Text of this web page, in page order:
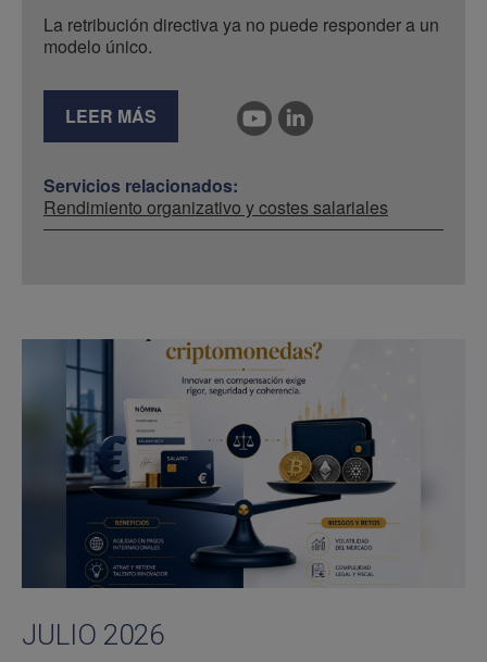
La retribución directiva ya no puede responder a un
modelo único.
LEER MÁS
Servicios relacionados:
Rendimiento organizativo y costes salariales
JULIO 2026